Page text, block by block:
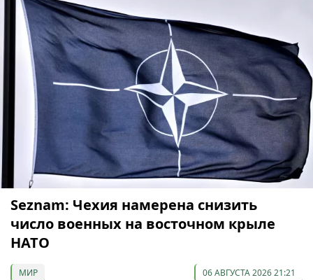
Seznam: Чехия намерена снизить
число военных на восточном крыле
НАТО
МИР 06 АВГУСТА 2026 21:21